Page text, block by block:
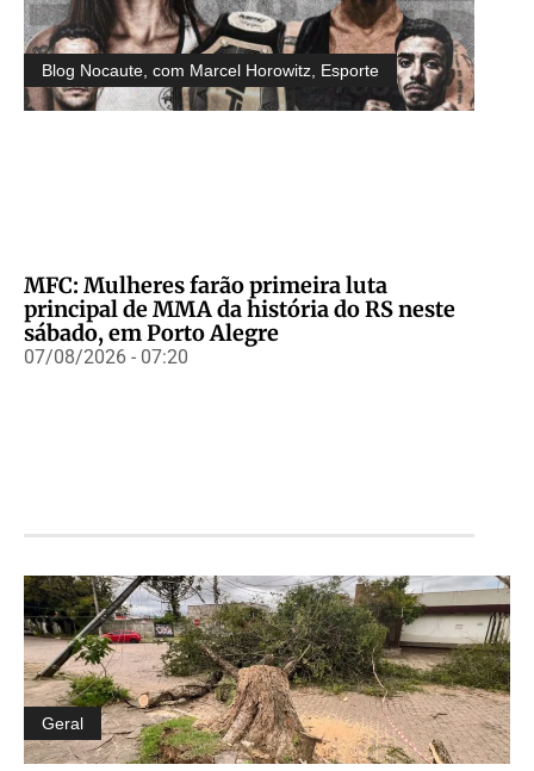
Blog Nocaute, com Marcel Horowitz Esporte
MFC: Mulheres farão primeira luta
principal de MMA da história do RS neste
sábado, em Porto Alegre
07/08/2026 - 07:20
Geral